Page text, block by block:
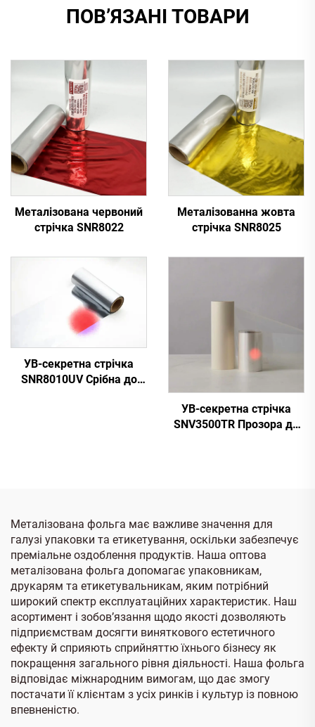
ПОВ’ЯЗАНІ ТОВАРИ
Металізована червоний
стрічка SNR8022
Металізованна жовта
стрічка SNR8025
УВ-секретна стрічка
SNR8010UV Срібна до
УВ-секретна стрічка
SNV3500TR Прозора до
Металізована фольга має важливе значення для
галузі упаковки та етикетування, оскільки забезпечує
преміальне оздоблення продуктів. Наша оптова
металізована фольга допомагає упаковникам,
друкарям та етикетувальникам, яким потрібний
широкий спектр експлуатаційних характеристик. Наш
асортимент і зобов’язання щодо якості дозволяють
підприємствам досягти виняткового естетичного
ефекту й сприяють сприйняттю їхнього бізнесу як
покращення загального рівня діяльності. Наша фольга
відповідає міжнародним вимогам, що дає змогу
постачати її клієнтам з усіх ринків і культур із повною
впевненістю.